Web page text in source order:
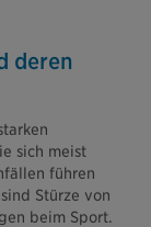
deren
sich meist
führen
Stürze von
beim Sport.